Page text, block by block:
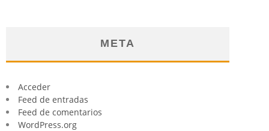
META
Acceder
Feed de entradas
Feed de comentarios
WordPress.org